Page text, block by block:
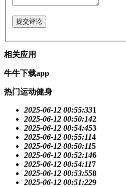
提交评论
相关应用
牛牛下载app
热门运动健身
2025-06-12 00:55:331
2025-06-12 00:50:142
2025-06-12 00:54:453
2025-06-12 00:55:114
2025-06-12 00:50:115
2025-06-12 00:52:146
2025-06-12 00:54:117
2025-06-12 00:53:558
2025-06-12 00:51:229